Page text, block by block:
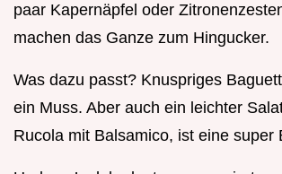
paar Kapernäpfel oder
machen das Ganze zum Hingucker.
Was dazu passt? Knuspriges
ein Muss. Aber auch ein leichter
Rucola mit Balsamico, ist eine super